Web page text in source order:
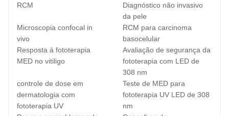
RCM
Diagnóstico não invasivo
da pele
Microscopia confocal in
vivo
RCM para carcinoma
basocelular
Resposta à fototerapia
MED no vitiligo
Avaliação de segurança da
fototerapia com LED de
308 nm
controle de dose em
dermatologia com
fototerapia UV
Teste de MED para
fototerapia UV LED de 308
nm